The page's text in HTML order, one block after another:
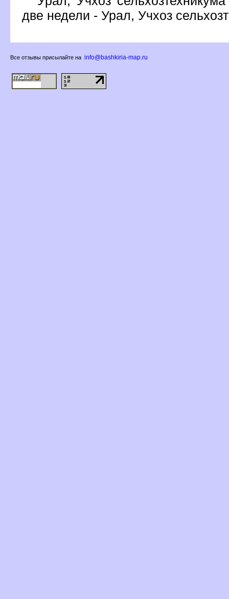
две недели - Урал, Учхоз
се отзывы присылайте на info@bashkiria-map.ru